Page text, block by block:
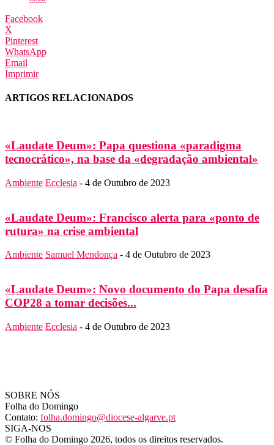
Facebook
X
Pinterest
WhatsApp
Email
Imprimir
ARTIGOS RELACIONADOS
«Laudate Deum»: Papa questiona «paradigma
tecnocrático», na base da «degradação ambiental»
Ambiente Ecclesia - 4 de Outubro de 2023
«Laudate Deum»: Francisco alerta para «ponto de
rutura» na crise ambiental
Ambiente Samuel Mendonça - 4 de Outubro de 2023
«Laudate Deum»: Novo documento do Papa desafia
COP28 a tomar decisões...
Ambiente Ecclesia - 4 de Outubro de 2023
SOBRE NÓS
Folha do Domingo
Contato: folha.domingo@diocese-algarve.pt
SIGA-NOS
© Folha do Domingo 2026, todos os direitos reservados.